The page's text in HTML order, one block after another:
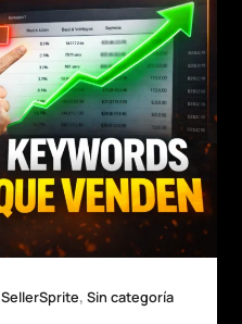
SellerSprite, Sin categoría